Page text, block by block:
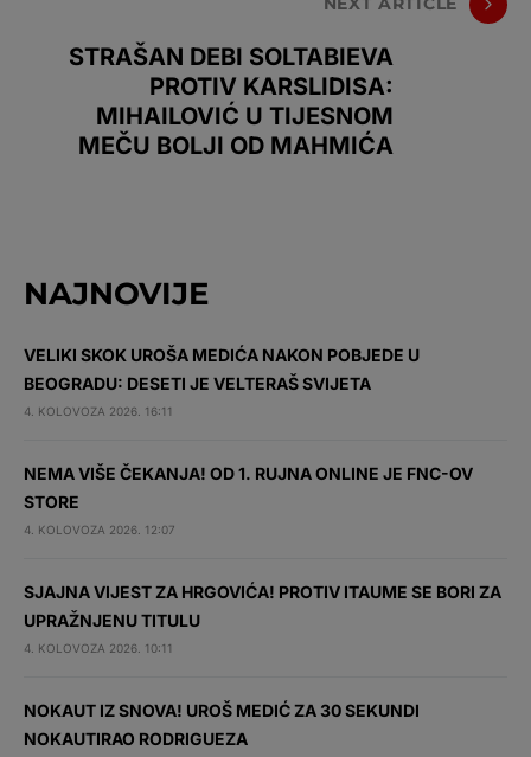
STRAŠAN DEBI SOLTABIEVA
PROTIV KARSLIDISA:
MIHAILOVIĆ U TIJESNOM
MEČU BOLJI OD MAHMIĆA
NAJNOVIJE
VELIKI SKOK UROŠA MEDIĆA NAKON POBJEDE U
BEOGRADU: DESETI JE VELTERAŠ SVIJETA
4. KOLOVOZA 2026. 16:11
NEMA VIŠE ČEKANJA! OD 1. RUJNA ONLINE JE FNC-OV
STORE
4. KOLOVOZA 2026. 12:07
SJAJNA VIJEST ZA HRGOVIĆA! PROTIV ITAUME SE BORI ZA
UPRAŽNJENU TITULU
4. KOLOVOZA 2026. 10:11
NOKAUT IZ SNOVA! UROŠ MEDIĆ ZA 30 SEKUNDI
NOKAUTIRAO RODRIGUEZA